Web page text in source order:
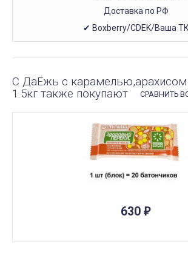
Доставка по РФ
✔ Boxberry/CDEK/Ваша
С ДаЁжь с карамелью,арахисом
1.5кг также покупают
СРАВНИТЬ
630 ₽